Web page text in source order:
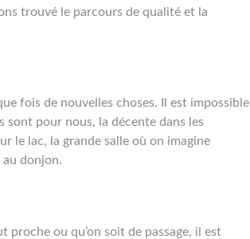
trouvé le parcours de qualité et la
fois de nouvelles choses. Il est impossible
sont pour nous, la décente dans les
le lac, la grande salle où on imagine
au donjon.
ou qu’on soit de passage, il est